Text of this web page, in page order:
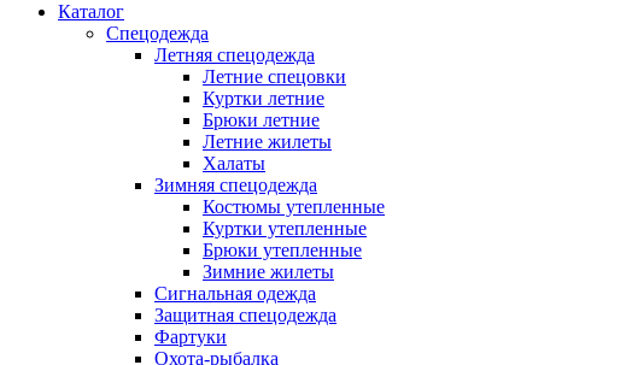
Каталог
Спецодежда
Летняя спецодежда
Летние спецовки
Куртки летние
Брюки летние
Летние жилеты
Халаты
Зимняя спецодежда
Костюмы утепленные
Куртки утепленные
Брюки утепленные
Зимние жилеты
Сигнальная одежда
Защитная спецодежда
Фартуки
Охота-рыбалка